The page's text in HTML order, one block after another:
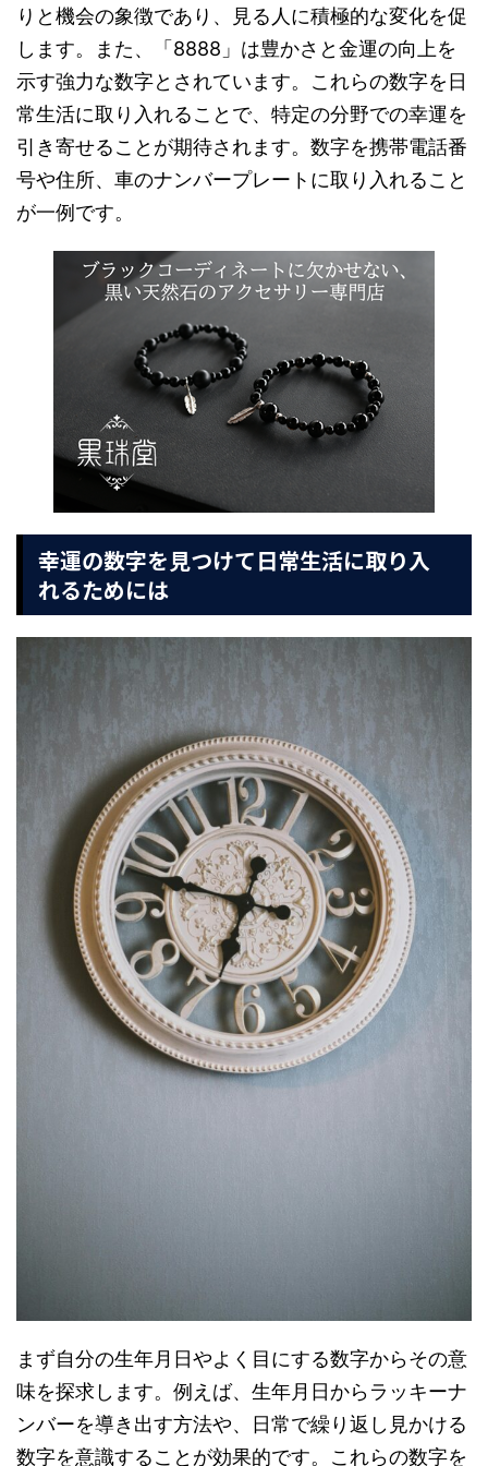
りと機会の象徴であり、見る人に積極的な変化を促
します。また、「8888」は豊かさと金運の向上を
示す強力な数字とされています。これらの数字を日
常生活に取り入れることで、特定の分野での幸運を
引き寄せることが期待されます。数字を携帯電話番
号や住所、車のナンバープレートに取り入れること
が一例です。
幸運の数字を見つけて日常生活に取り入
れるためには
まず自分の生年月日やよく目にする数字からその意
味を探求します。例えば、生年月日からラッキーナ
ンバーを導き出す方法や、日常で繰り返し見かける
数字を意識することが効果的です。これらの数字を